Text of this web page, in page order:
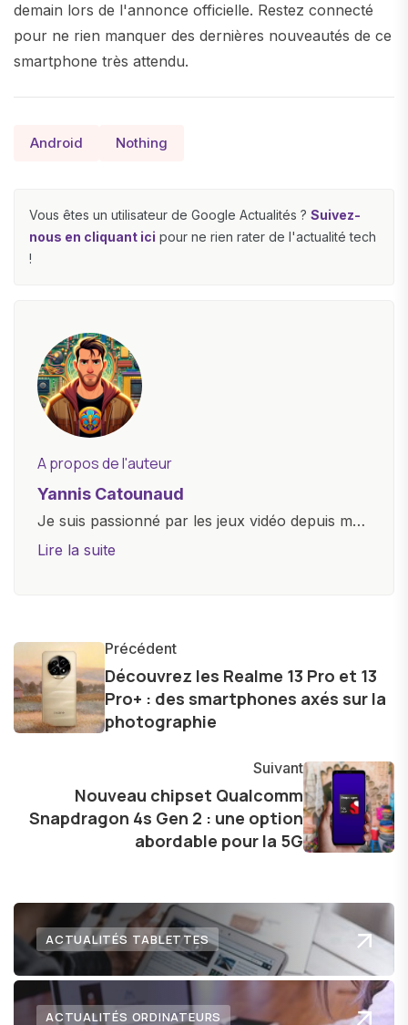
demain lors de l'annonce officielle. Restez connecté
pour ne rien manquer des dernières nouveautés de ce
smartphone très attendu.
Android Nothing
Vous êtes un utilisateur de Google Actualités ? Suivez-
nous en cliquant ici pour ne rien rater de l'actualité tech
!
A propos de l'auteur
Yannis Catounaud
Je suis passionné par les jeux vidéo depuis mon
plus jeune âge. Mon amour pour l'univers
et bien d'autres gadgets technologiques. Armé
d'une curiosité insatiable, j'aime dévoiler les
dernières tendances et innovations, partageant
avec enthousiasme mes découvertes avec la
l'exploration constante des frontières de la
technologie me permet de présenter aux
lecteurs un aperçu captivant de ce que le futur
numérique nous réserve.
Lire la suite
Précédent
Découvrez les Realme 13 Pro et 13
Pro+ : des smartphones axés sur la
photographie
Suivant
Nouveau chipset Qualcomm
Snapdragon 4s Gen 2 : une option
abordable pour la 5G
ACTUALITÉS TABLETTES
ACTUALITÉS ORDINATEURS